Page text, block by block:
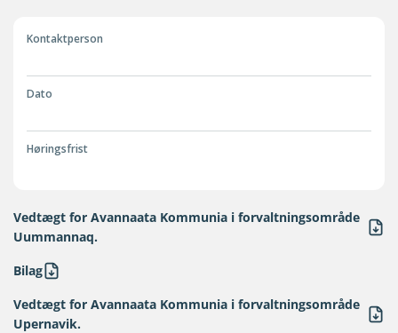
Kontaktperson
Dato
Høringsfrist
Vedtægt for Avannaata Kommunia i forvaltningsområde
Uummannaq.
Bilag
Vedtægt for Avannaata Kommunia i forvaltningsområde
Upernavik.